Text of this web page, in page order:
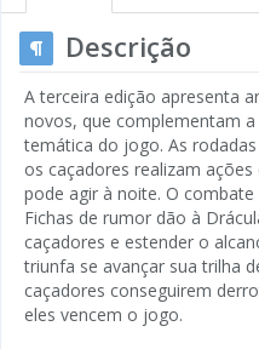
Descrição
A terceira edição apresenta
novos, que complementam
temática do jogo. As
os caçadores realizam
pode agir à noite. O
Fichas de rumor dão à
caçadores e estender o
triunfa se avançar sua trilha
caçadores conseguirem
eles vencem o jogo.